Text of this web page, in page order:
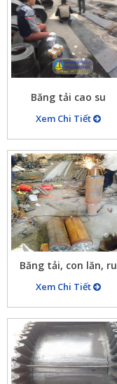
Phóng – HN
Băng tải cao su
Xem Chi Tiết
Băng tải, con lăn, ru
lô…
Xem Chi Tiết